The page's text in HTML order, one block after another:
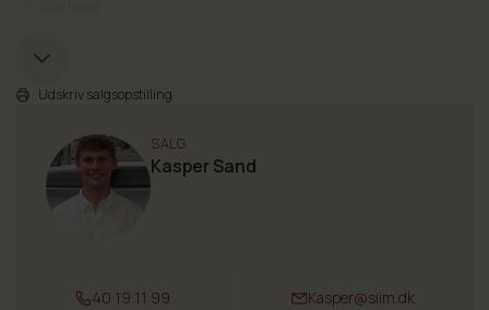
Smart display
DC-DC COnverter 96V - 12V 500 W
CanBus box 250 A
Evo 12.0 podmotor
Komplet pakke 149351 kr - spar 22.000 kr!
Oplev topklassen inden for elektrisk fremdrift med ePropulsions 12
Denne motor er udviklet til bådejere, der kræver maksimal styrke,
Udskriv salgsopstilling
SALG
Kasper Sand
40 19 11 99 Kasper@siim.dk